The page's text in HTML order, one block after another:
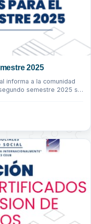
2025
informa a la comunidad
semestre 2025 se